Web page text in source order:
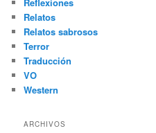
Relatos
Relatos sabrosos
Terror
Traducción
VO
Western
ARCHIVOS